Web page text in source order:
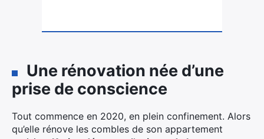
Une rénovation née d’une
prise de conscience
Tout commence en 2020, en plein confinement. Alors
qu’elle rénove les combles de son appartement